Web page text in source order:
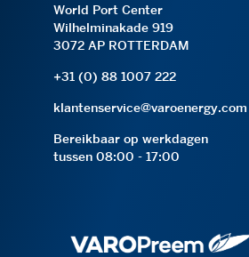
World Port Center
Wilhelminakade 919
3072 AP ROTTERDAM
+31 (0) 88 1007 222
klantenservice@varoenergy.com
Bereikbaar op werkdagen
tussen 08:00 - 17:00